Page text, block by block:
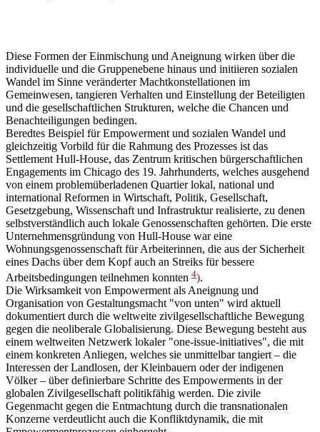
Diese Formen der Einmischung und Aneignung wirken über die
individuelle und die Gruppenebene hinaus und initiieren sozialen
Wandel im Sinne veränderter Machtkonstellationen im
Gemeinwesen, tangieren Verhalten und Einstellung der Beteiligten
und die gesellschaftlichen Strukturen, welche die Chancen und
Benachteiligungen bedingen.
Beredtes Beispiel für Empowerment und sozialen Wandel und
gleichzeitig Vorbild für die Rahmung des Prozesses ist das
Settlement Hull-House, das Zentrum kritischen bürgerschaftlichen
Engagements im Chicago des 19. Jahrhunderts, welches ausgehend
von einem problemüberladenen Quartier lokal, national und
international Reformen in Wirtschaft, Politik, Gesellschaft,
Gesetzgebung, Wissenschaft und Infrastruktur realisierte, zu denen
selbstverständlich auch lokale Genossenschaften gehörten. Die erste
Unternehmensgründung von Hull-House war eine
Wohnungsgenossenschaft für Arbeiterinnen, die aus der Sicherheit
eines Dachs über dem Kopf auch an Streiks für bessere
Arbeitsbedingungen teilnehmen konnten 4).
Die Wirksamkeit von Empowerment als Aneignung und
Organisation von Gestaltungsmacht "von unten" wird aktuell
dokumentiert durch die weltweite zivilgesellschaftliche Bewegung
gegen die neoliberale Globalisierung. Diese Bewegung besteht aus
einem weltweiten Netzwerk lokaler "one-issue-initiatives", die mit
einem konkreten Anliegen, welches sie unmittelbar tangiert – die
Interessen der Landlosen, der Kleinbauern oder der indigenen
Völker – über definierbare Schritte des Empowerments in der
globalen Zivilgesellschaft politikfähig werden. Die zivile
Gegenmacht gegen die Entmachtung durch die transnationalen
Konzerne verdeutlicht auch die Konfliktdynamik, die mit